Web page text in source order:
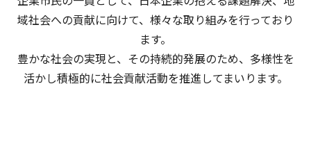
域社会への貢献に向けて、様々な取り組みを行っており
ます。
豊かな社会の実現と、その持続的発展のため、多様性を
活かし積極的に社会貢献活動を推進してまいります。